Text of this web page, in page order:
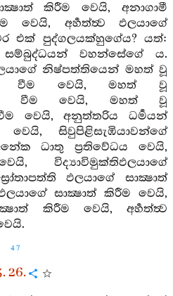
කිරීම වෙයි, අනාගාමී
වෙයි, අර්‍හත්ත්‍ව ඵලයාගේ
එක් පුද්ගලයක්හුගේය? යත්:
වහන්සේගේ ය.
නිෂ්පත්තියෙන් මහත් වූ
වීම වෙයි, මහත් වූ
වීම වෙයි, මහත් වූ
වීම වෙයි, අනුත්තරිය ධර්‍මයන්
සිවුපිළිසැඹියාවන්ගේ
ධාතු ප්‍රතිවේධය වෙයි,
විද්‍යාවිමුක්තිඵලයාගේ
ඵලයාගේ සාක්‍ෂාත්
සාක්‍ෂාත් කිරීම වෙයි,
කිරීම වෙයි, අර්‍හත්ත්‍ව
47
26.